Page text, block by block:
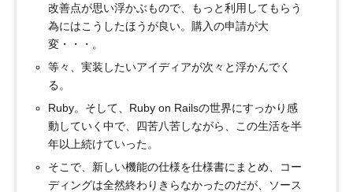
改善点が思い浮かぶもので、もっと利用してもらう
為にはこうしたほうが良い。購入の申請が大
変・・・。
等々、実装したいアイディアが次々と浮かんでく
る。
Ruby。そして、Ruby on Railsの世界にすっかり感
動していく中で、四苦八苦しながら、この生活を半
年以上続けていった。
そこで、新しい機能の仕様を仕様書にまとめ、コー
ディングは全然終わりきらなかったのだが、ソース